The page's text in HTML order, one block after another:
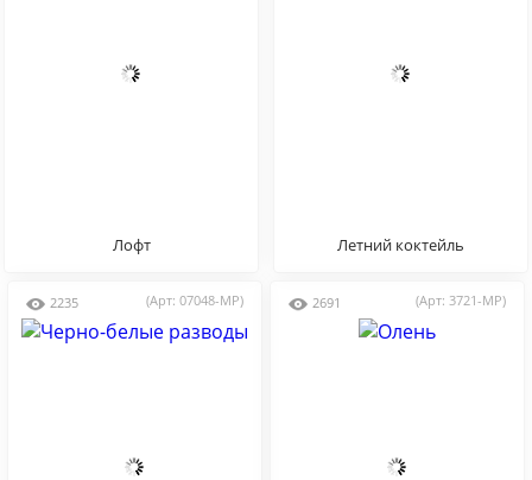
Лофт Летний коктейль
2235 (Арт: 07048-MP) 2691 (Арт: 3721-MP)